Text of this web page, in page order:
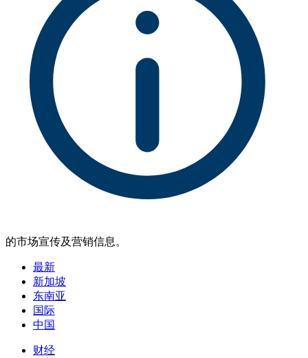
的市场宣传及营销信息。
最新
新加坡
东南亚
国际
中国
财经